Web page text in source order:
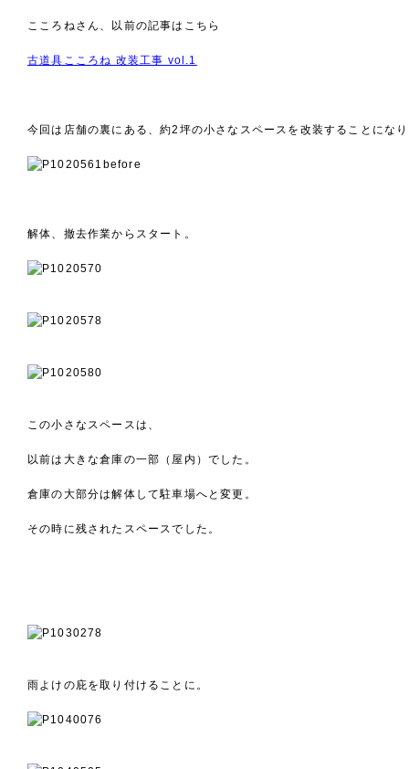
こころねさん、以前の記事はこちら
古道具こころね 改装工事 vol.1
今回は店舗の裏にある、約2坪の小さなスペースを改装することにな
before
解体、撤去作業からスタート。
この小さなスペースは、
以前は大きな倉庫の一部（屋内）でした。
倉庫の大部分は解体して駐車場へと変更。
その時に残されたスペースでした。
雨よけの庇を取り付けることに。